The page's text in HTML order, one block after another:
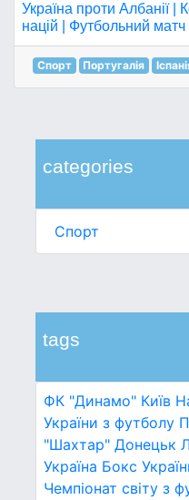
categories
Спорт
tags
ФК "Динамо" Київ
України з футболу
"Шахтар" Донецьк
Україна Бокс
Чемпіонат світу з
Україна проти Албанії |
націй | Футбольний матч
Спорт Португалія